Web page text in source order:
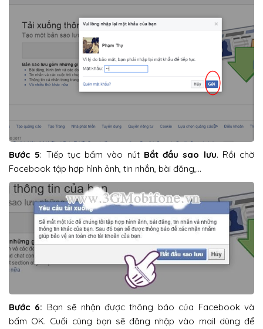
Bước 5: Tiếp tục bấm vào nút Bắt đầu sao lưu. Rồi chờ
Facebook tập hợp hình ảnh, tin nhắn, bài đăng,…
Bước 6: Bạn sẽ nhận được thông báo của Facebook và
bấm OK. Cuối cùng bạn sẽ đăng nhập vào mail dùng để